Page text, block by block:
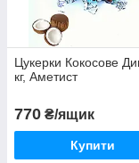
Цукерки Кокосове
кг, Аметист
770 ₴/ящик
Купити